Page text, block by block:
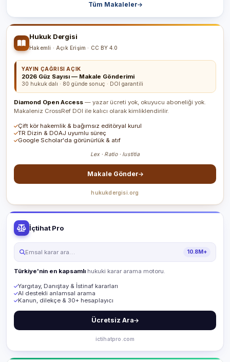
Tüm Makaleler
Hukuk Dergisi
Hakemli · Açık Erişim · CC BY 4.0
YAYIN ÇAĞRISI AÇIK
2026 Güz Sayısı — Makale Gönderimi
30 hukuk dalı · 80 günde sonuç · DOI garantili
Diamond Open Access — yazar ücreti yok, okuyucu aboneliği yok.
Makaleniz CrossRef DOI ile kalıcı olarak kimliklendirilir.
Çift kör hakemlik & bağımsız editöryal kurul
TR Dizin & DOAJ uyumlu süreç
Google Scholar'da görünürlük & atıf
Lex · Ratio · Iustitia
Makale Gönder
hukukdergisi.org
İçtihat Pro
Emsal karar ara… 10.8M+
Türkiye'nin en kapsamlı hukuki karar arama motoru.
Yargıtay, Danıştay & İstinaf kararları
AI destekli anlamsal arama
Kanun, dilekçe & 30+ hesaplayıcı
Ücretsiz Ara
ictihatpro.com